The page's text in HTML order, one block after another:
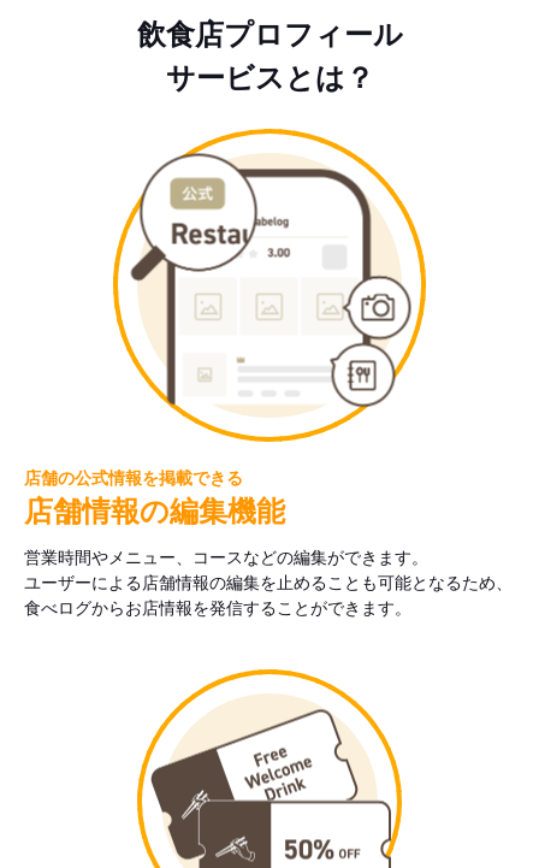
飲食店プロフィール
サービスとは？
店舗の公式情報を掲載できる
店舗情報の編集機能
営業時間やメニュー、コースなどの編集ができます。
ユーザーによる店舗情報の編集を止めることも可能となるため、
食べログからお店情報を発信することができます。